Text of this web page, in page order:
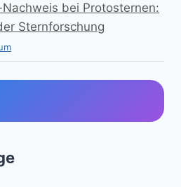
bei Protosternen:
Sternforschung